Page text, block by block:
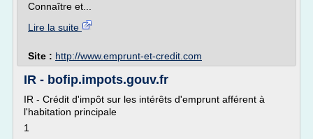
Connaître et...
Lire la suite
Site : http://www.emprunt-et-credit.com
IR - bofip.impots.gouv.fr
IR - Crédit d'impôt sur les intérêts d'emprunt afférent à
l'habitation principale
1